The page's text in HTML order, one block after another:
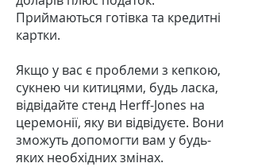
Приймаються готівка та кредитні
картки.
Якщо у вас є проблеми з кепкою,
сукнею чи китицями, будь ласка,
відвідайте стенд Herff-Jones на
церемонії, яку ви відвідуєте. Вони
зможуть допомогти вам у будь-
яких необхідних змінах.